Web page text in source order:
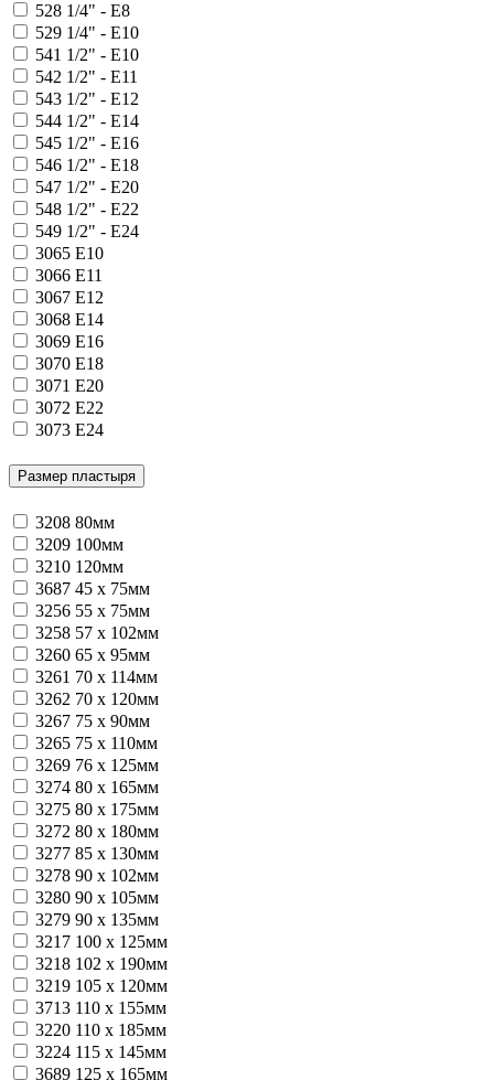
528 1/4" - E8
529 1/4" - E10
541 1/2" - E10
542 1/2" - E11
543 1/2" - E12
544 1/2" - E14
545 1/2" - E16
546 1/2" - E18
547 1/2" - E20
548 1/2" - E22
549 1/2" - E24
3065 E10
3066 E11
3067 E12
3068 E14
3069 E16
3070 E18
3071 E20
3072 E22
3073 E24
Размер пластыря
3208 80мм
3209 100мм
3210 120мм
3687 45 х 75мм
3256 55 х 75мм
3258 57 х 102мм
3260 65 х 95мм
3261 70 х 114мм
3262 70 х 120мм
3267 75 х 90мм
3265 75 х 110мм
3269 76 х 125мм
3274 80 x 165мм
3275 80 x 175мм
3272 80 х 180мм
3277 85 х 130мм
3278 90 х 102мм
3280 90 x 105мм
3279 90 х 135мм
3217 100 х 125мм
3218 102 х 190мм
3219 105 х 120мм
3713 110 х 155мм
3220 110 х 185мм
3224 115 х 145мм
3689 125 х 165мм